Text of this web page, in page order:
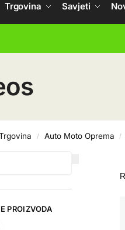
Trgovina Savjeti
/ Auto Moto Oprema /
PROIZVODA